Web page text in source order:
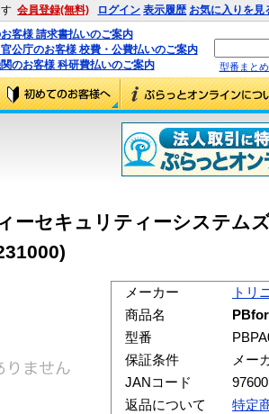
会員登録(無料) ログイン 表示履歴 お気に入りを見
客様 請求書払いのご案内
公庁のお客様 校費・公費払いのご案内
のお客様 科研費払いのご案内
型番まと
ーセキュリティーシステム
メーカー
トリ
商品名
型番
保証条件
メー
JANコード
返品について
特定